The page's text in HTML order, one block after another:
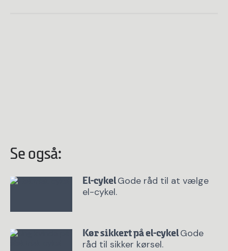
Se også:
El-cykelGode råd til at vælge
el-cykel.
Kør sikkert på el-cykelGode
råd til sikker kørsel.